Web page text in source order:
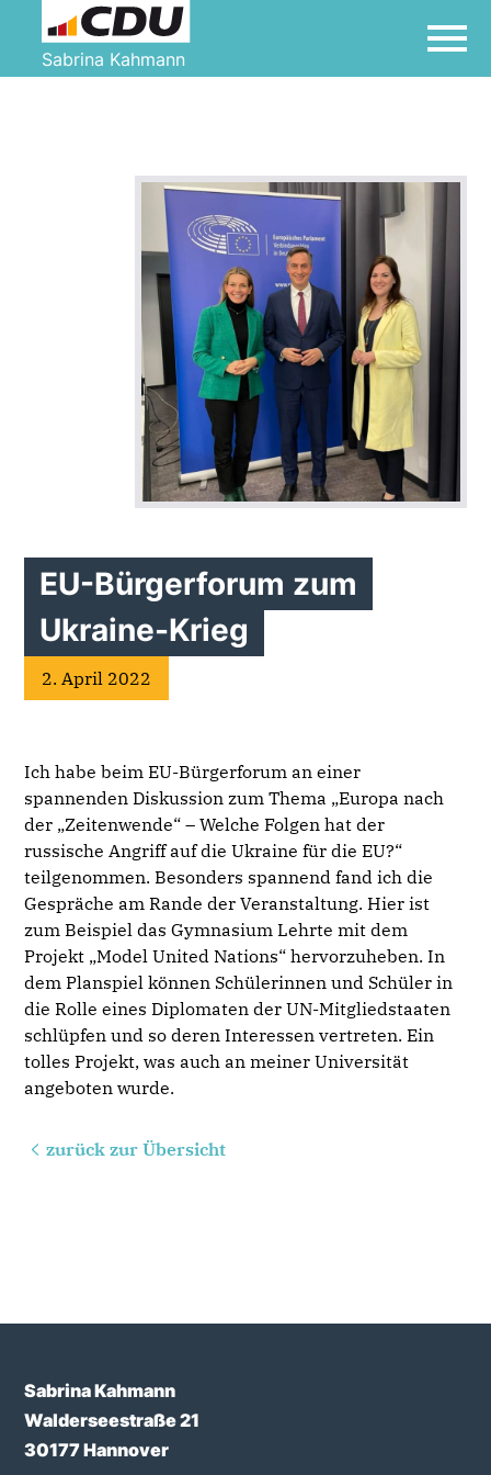
Sabrina Kahmann
EU-Bürgerforum zum
Ukraine-Krieg
2. April 2022
Ich habe beim EU-Bürgerforum an einer
spannenden Diskussion zum Thema „Europa nach
der „Zeitenwende“ – Welche Folgen hat der
russische Angriff auf die Ukraine für die EU?“
teilgenommen. Besonders spannend fand ich die
Gespräche am Rande der Veranstaltung. Hier ist
zum Beispiel das Gymnasium Lehrte mit dem
Projekt „Model United Nations“ hervorzuheben. In
dem Planspiel können Schülerinnen und Schüler in
die Rolle eines Diplomaten der UN-Mitgliedstaaten
schlüpfen und so deren Interessen vertreten. Ein
tolles Projekt, was auch an meiner Universität
angeboten wurde.
zurück zur Übersicht
Sabrina Kahmann
Walderseestraße 21
30177 Hannover